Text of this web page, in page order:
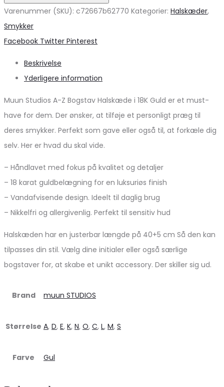
Varenummer (SKU): c72667b62770 Kategorier: Halskæder,
Smykker
Share
Facebook Twitter Pinterest
Beskrivelse
Yderligere information
Muun Studios A-Z Bogstav Halskæde i 18K Guld er et must-
have for dem. Der ønsker, at tilføje et personligt præg til
deres smykker. Perfekt som gave eller også til, at forkæle dig
selv. Her er hvad du skal vide.
– Håndlavet med fokus på kvalitet og detaljer
– 18 karat guldbelægning for en luksuriøs finish
– Vandafvisende design. Ideelt til daglig brug
– Nikkelfri og allergivenlig. Perfekt til sensitiv hud
Halskæden har en justerbar længde på 40+5 cm Så den kan
tilpasses din stil. Vælg dine initialer eller også særlige
bogstaver for, at skabe et unikt accessory. Der skiller sig ud.
Brand muun STUDIOS
Størrelse A, D, E, K, N, O, C, L, M, S
Farve Gul